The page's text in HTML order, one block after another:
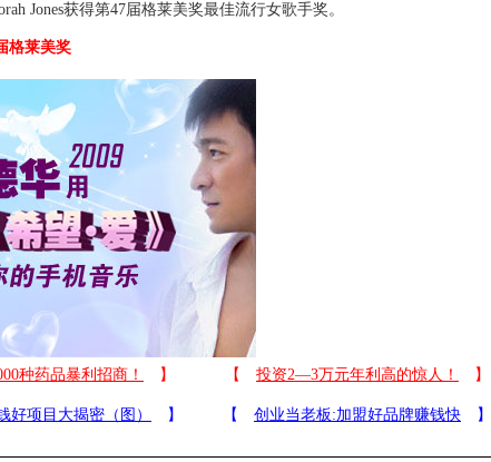
Jones获得第47届格莱美奖最佳流行女歌手奖。
格莱美奖